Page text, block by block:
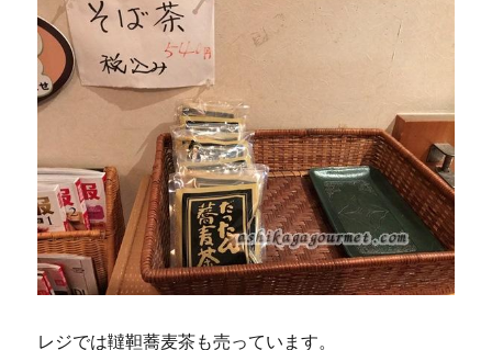
レジでは韃靼蕎麦茶も売っています。